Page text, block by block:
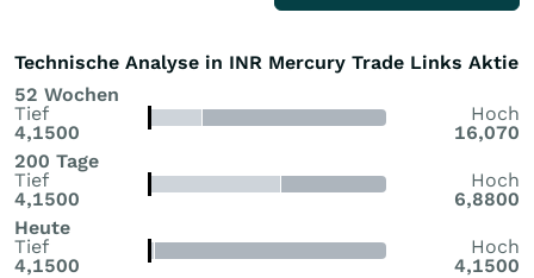
Technische Analyse in INR Mercury Trade Links Aktie
52 Wochen
Tief
4,1500
Hoch
16,070
200 Tage
Tief
4,1500
Hoch
6,8800
Heute
Tief
4,1500
Hoch
4,1500